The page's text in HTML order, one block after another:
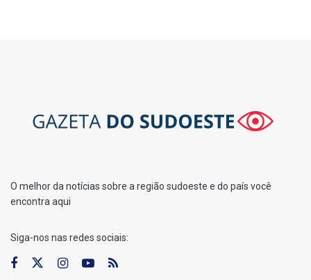
O melhor da notícias sobre a região sudoeste e do país você
encontra aqui
Siga-nos nas redes sociais: